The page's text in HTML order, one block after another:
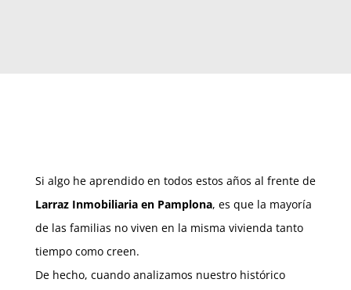
Si algo he aprendido en todos estos años al frente de
Larraz Inmobiliaria en Pamplona, es que la mayoría
de las familias no viven en la misma vivienda tanto
tiempo como creen.
De hecho, cuando analizamos nuestro histórico